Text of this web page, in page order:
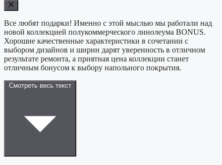
Все любят подарки! Именно с этой мыслью мы работали над
новой коллекцией полукоммерческого линолеума BONUS.
Хорошие качественные характеристики в сочетании с
выбором дизайнов и ширин дарят уверенность в отличном
результате ремонта, а приятная цена коллекции станет
отличным бонусом к выбору напольного покрытия.
Смотреть весь текст